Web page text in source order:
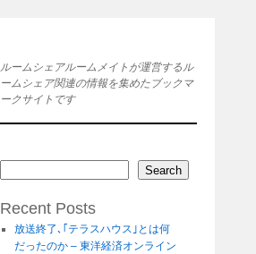
ルームシェアルームメイトが運営するル
ームシェア関連の情報を集めたブックマ
ークサイトです
Search
Recent Posts
放送終了､｢テラスハウス｣とは何
だったのか – 東洋経済オンライン